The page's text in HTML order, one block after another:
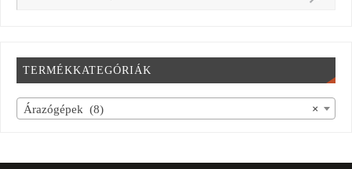
TERMÉKKATEGÓRIÁK
×
Árazógépek (8)